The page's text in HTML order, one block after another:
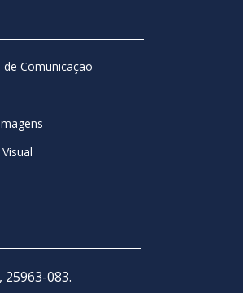
de Comunicação
25963-083.